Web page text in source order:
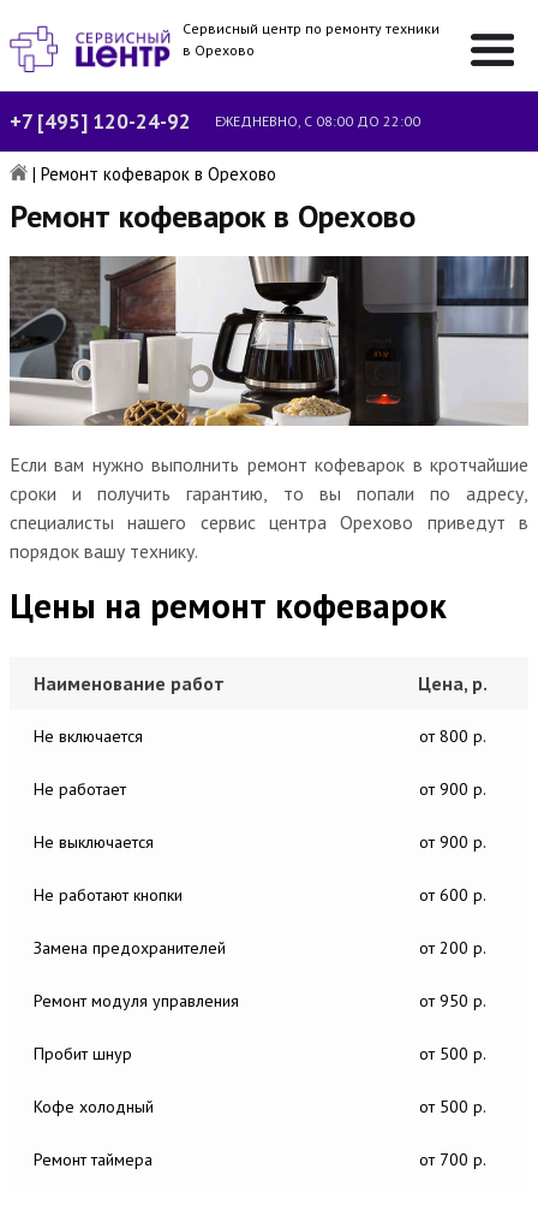
Сервисный центр по ремонту техники
в Орехово
+7 [495] 120-24-92 ЕЖЕДНЕВНО, С 08:00 ДО 22:00
| Ремонт кофеварок в Орехово
Ремонт кофеварок в Орехово
Если вам нужно выполнить ремонт кофеварок в кротчайшие
сроки и получить гарантию, то вы попали по адресу,
специалисты нашего сервис центра Орехово приведут в
порядок вашу технику.
Цены на ремонт кофеварок
Наименование работ Цена, р.
Не включается от 800 р.
Не работает от 900 р.
Не выключается от 900 р.
Не работают кнопки от 600 р.
Замена предохранителей от 200 р.
Ремонт модуля управления от 950 р.
Пробит шнур от 500 р.
Кофе холодный от 500 р.
Ремонт таймера от 700 р.